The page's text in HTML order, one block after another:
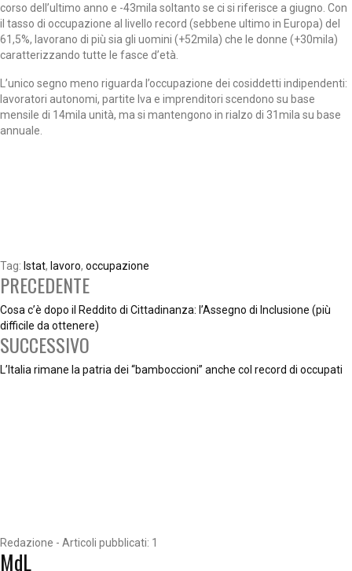
corso dell’ultimo anno e -43mila soltanto se ci si riferisce a giugno. Con
il tasso di occupazione al livello record (sebbene ultimo in Europa) del
61,5%, lavorano di più sia gli uomini (+52mila) che le donne (+30mila)
caratterizzando tutte le fasce d’età.
L’unico segno meno riguarda l’occupazione dei cosiddetti indipendenti:
lavoratori autonomi, partite Iva e imprenditori scendono su base
mensile di 14mila unità, ma si mantengono in rialzo di 31mila su base
annuale.
Tag: Istat, lavoro, occupazione
PRECEDENTE
Cosa c’è dopo il Reddito di Cittadinanza: l’Assegno di Inclusione (più
difficile da ottenere)
SUCCESSIVO
L’Italia rimane la patria dei “bamboccioni” anche col record di occupati
Redazione - Articoli pubblicati: 1
MdL